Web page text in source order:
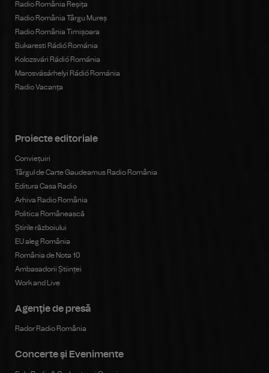
Radio România Reșița
Radio România Târgu Mureș
Radio România Timișoara
Bukaresti Rádió Románia
Kolozsvári Rádió Románia
Marosvásárhelyi Rádió Románia
Radio Vacanța
Proiecte editoriale
Conviețuiri
Târgul de Carte Gaudeamus Radio România
Editura Casa Radio
Arhiva Radio România
Politica Românească
Știrile războiului
EU aleg România
România de Nota 10
Ambasadorii Științei
Work and Live
Agenţie de presă
Rador Radio România
Concerte şi Evenimente